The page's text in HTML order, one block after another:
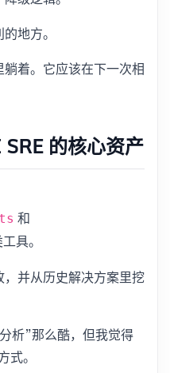
地方。
着。它应该在下一次相
的核心资产
和
具。
并从历史解决方案里挖
析”那么酷，但我觉得
。